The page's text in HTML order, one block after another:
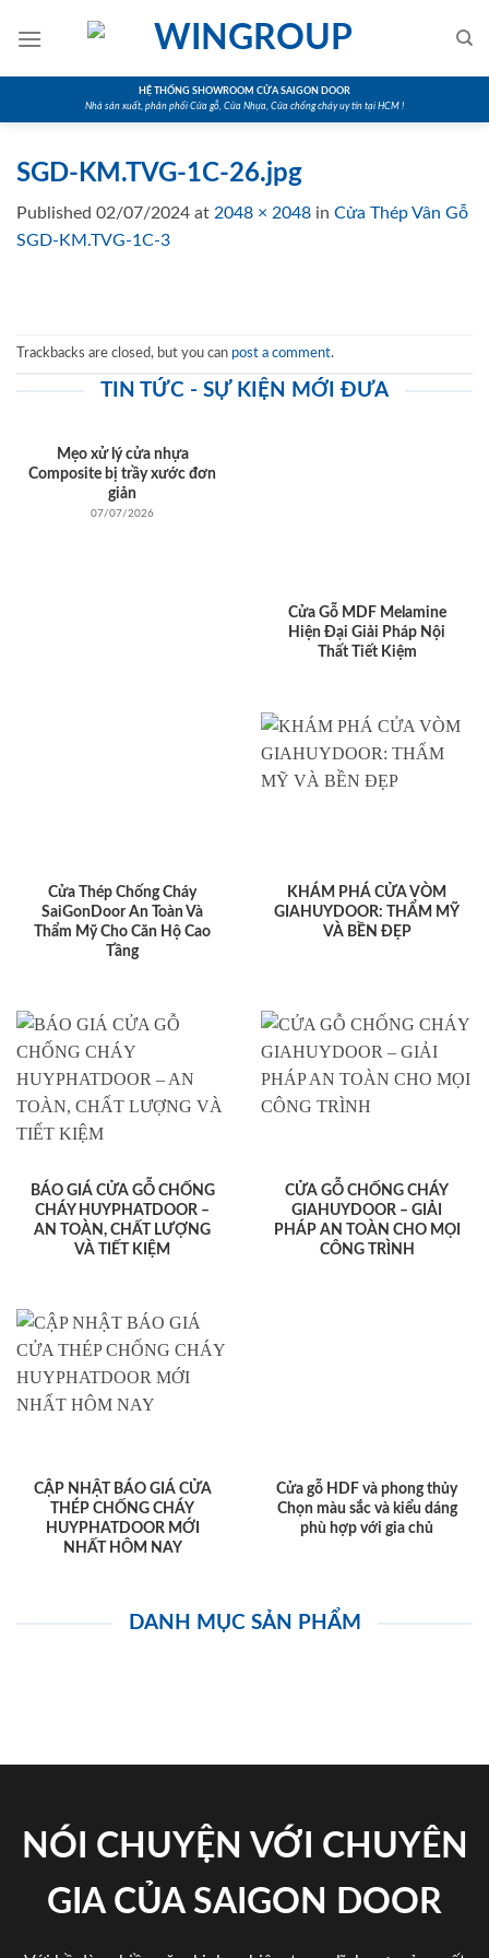
HỆ THỐNG SHOWROOM CỬA SAIGON DOOR
Nhà sản xuất, phân phối Cửa gỗ, Cửa Nhựa, Cửa chống cháy uy tín tại HCM !
SGD-KM.TVG-1C-26.jpg
Published 02/07/2024 at 2048 × 2048 in Cửa Thép Vân Gỗ
SGD-KM.TVG-1C-3
Trackbacks are closed, but you can post a comment.
TIN TỨC - SỰ KIỆN MỚI ĐƯA
Mẹo xử lý cửa nhựa
Composite bị trầy xước đơn
giản
07/07/2026
Cửa Gỗ MDF Melamine
Hiện Đại Giải Pháp Nội
Thất Tiết Kiệm
Cửa Thép Chống Cháy
SaiGonDoor An Toàn Và
Thẩm Mỹ Cho Căn Hộ Cao
Tầng
KHÁM PHÁ CỬA VÒM
GIAHUYDOOR: THẨM MỸ
VÀ BỀN ĐẸP
BÁO GIÁ CỬA GỖ CHỐNG
CHÁY HUYPHATDOOR –
AN TOÀN, CHẤT LƯỢNG
VÀ TIẾT KIỆM
CỬA GỖ CHỐNG CHÁY
GIAHUYDOOR – GIẢI
PHÁP AN TOÀN CHO MỌI
CÔNG TRÌNH
CẬP NHẬT BÁO GIÁ CỬA
THÉP CHỐNG CHÁY
HUYPHATDOOR MỚI
NHẤT HÔM NAY
Cửa gỗ HDF và phong thủy
Chọn màu sắc và kiểu dáng
phù hợp với gia chủ
DANH MỤC SẢN PHẨM
NÓI CHUYỆN VỚI CHUYÊN
GIA CỦA SAIGON DOOR